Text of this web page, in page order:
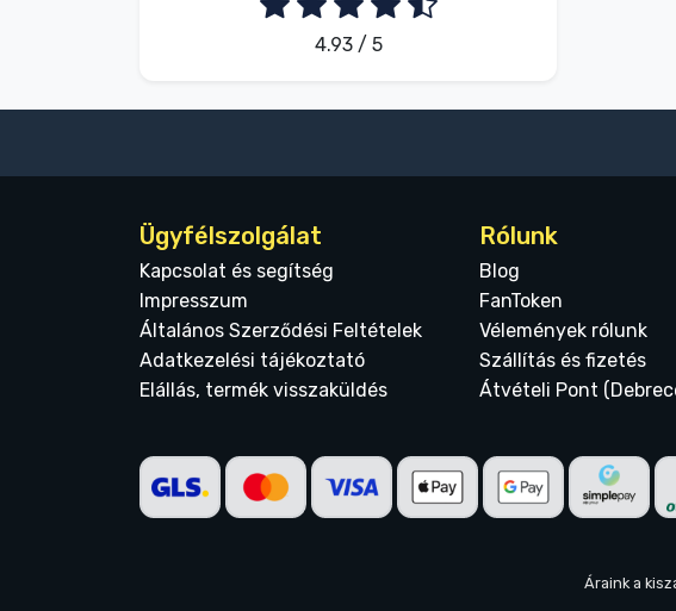
4.93 / 5
Ügyfélszolgálat
Kapcsolat és segítség
Impresszum
Általános Szerződési Feltételek
Adatkezelési tájékoztató
Elállás, termék visszaküldés
Rólunk
Blog
FanToken
Vélemények rólunk
Szállítás és fizetés
Átvételi Pont
Áraink a